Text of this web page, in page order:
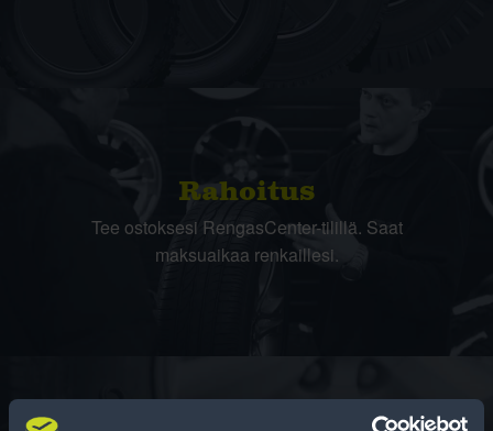
Rahoitus
Tee ostoksesi RengasCenter-tilillä. Saat
maksuaikaa renkaillesi.